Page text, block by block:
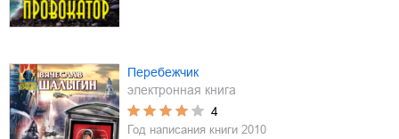
Перебежчик
электронная книга
4
Год написания книги 2010